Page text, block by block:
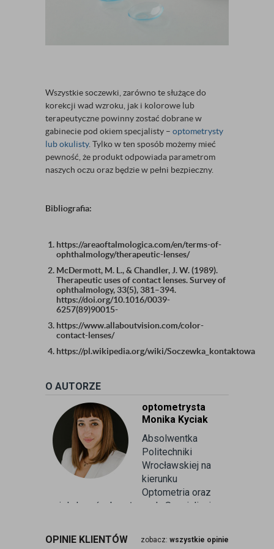
Wszystkie soczewki, zarówno te służące do
korekcji wad wzroku, jak i kolorowe lub
terapeutyczne powinny zostać dobrane w
gabinecie pod okiem specjalisty – optometrysty
lub okulisty. Tylko w ten sposób możemy mieć
pewność, że produkt odpowiada parametrom
naszych oczu oraz będzie w pełni bezpieczny.
Bibliografia:
https://areaoftalmologica.com/en/terms-of-
ophthalmology/therapeutic-lenses/
McDermott, M. L., & Chandler, J. W. (1989).
Therapeutic uses of contact lenses. Survey of
ophthalmology, 33(5), 381–394.
https://doi.org/10.1016/0039-
6257(89)90015-
https://www.allaboutvision.com/color-
contact-lenses/
https://pl.wikipedia.org/wiki/Soczewka_kontaktowa
O AUTORZE
optometrysta
Monika Kyciak
Absolwentka
Politechniki
Wrocławskiej na
kierunku
Optometria oraz
wielu kursów branżowych. Specjalizuje
kontaktologii, czyli dobieraniu
soczewek kontaktowych miękkich. Od
OPINIE KLIENTÓW zobacz: wszystkie opinie